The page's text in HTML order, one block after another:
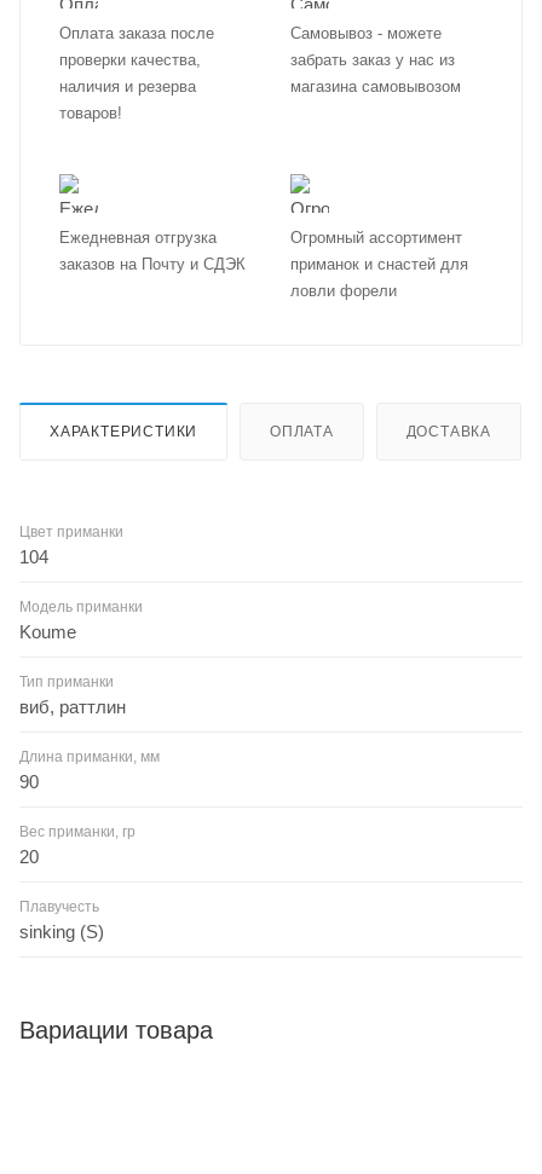
Оплата заказа после
проверки качества,
наличия и резерва
товаров!
Самовывоз - можете
забрать заказ у нас из
магазина самовывозом
Ежедневная отгрузка
заказов на Почту и СДЭК
Огромный ассортимент
приманок и снастей для
ловли форели
ХАРАКТЕРИСТИКИ ОПЛАТА ДОСТАВКА
Цвет приманки
104
Модель приманки
Koume
Тип приманки
виб, раттлин
Длина приманки, мм
90
Вес приманки, гр
20
Плавучесть
sinking (S)
Вариации товара